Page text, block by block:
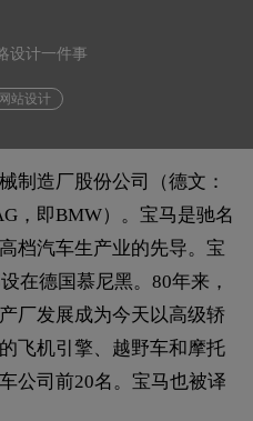
设计一件事
站设计
制造厂股份公司（德文：
，即BMW）。宝马是驰名
档汽车生产业的先导。宝
在德国慕尼黑。80年来，
厂发展成为今天以高级轿
飞机引擎、越野车和摩托
公司前20名。宝马也被译